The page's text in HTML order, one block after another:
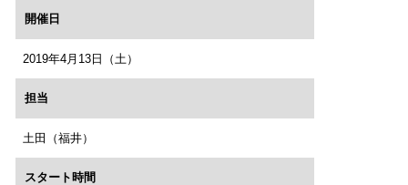
開催日
2019年4月13日（土）
担当
土田（福井）
スタート時間